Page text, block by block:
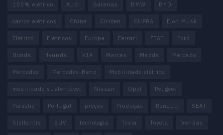
100% elétrico Audi Baterias BMW BYD
carros elétricos China Citröen CUPRA Elon Musk
Elétrico Elétricos Europa Ferrari FIAT Ford
Honda Hyundai KIA Marcas Mazda Mercado
Mercedes Mercedes-Benz Mobilidade elétrica
mobilidade sustentável Nissan Opel Peugeot
Porsche Portugal preços Produção Renault SEAT
Stellantis SUV tecnologia Tesla Toyota Vendas